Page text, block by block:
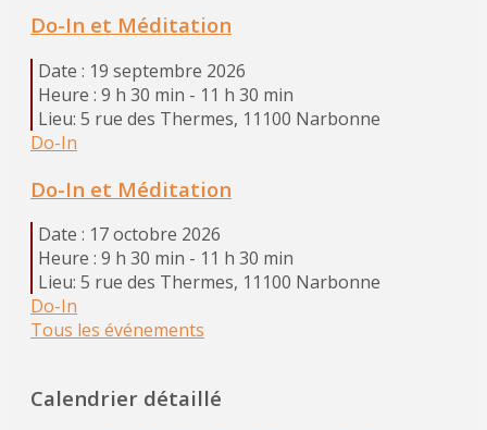
Do-In et Méditation
Date : 19 septembre 2026
Heure : 9 h 30 min - 11 h 30 min
Lieu: 5 rue des Thermes, 11100 Narbonne
Do-In
Do-In et Méditation
Date : 17 octobre 2026
Heure : 9 h 30 min - 11 h 30 min
Lieu: 5 rue des Thermes, 11100 Narbonne
Do-In
Tous les événements
Calendrier détaillé